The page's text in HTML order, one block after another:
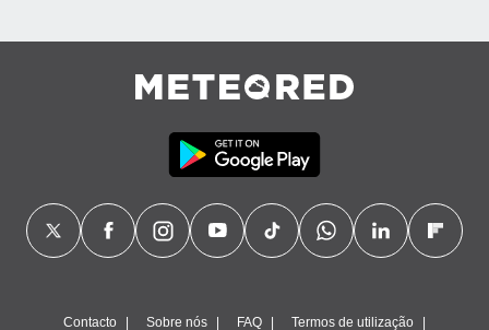
Contacto Sobre nós FAQ Termos de utilização